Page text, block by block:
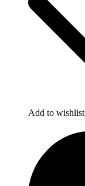
Add to wishlist